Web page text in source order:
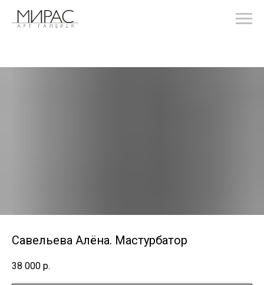
Савельева Алёна. Мастурбатор
38 000 р.